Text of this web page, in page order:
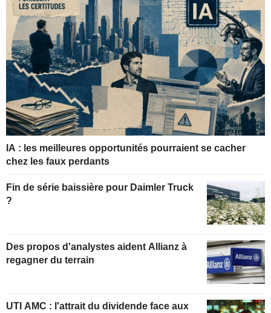
IA : les meilleures opportunités pourraient se cacher
chez les faux perdants
Fin de série baissière pour Daimler Truck
?
Des propos d'analystes aident Allianz à
regagner du terrain
UTI AMC : l'attrait du dividende face aux